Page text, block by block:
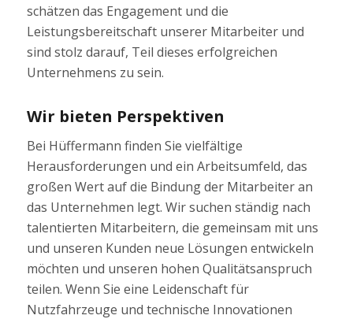
schätzen das Engagement und die
Leistungsbereitschaft unserer Mitarbeiter und
sind stolz darauf, Teil dieses erfolgreichen
Unternehmens zu sein.
Wir bieten Perspektiven
Bei Hüffermann finden Sie vielfältige
Herausforderungen und ein Arbeitsumfeld, das
großen Wert auf die Bindung der Mitarbeiter an
das Unternehmen legt. Wir suchen ständig nach
talentierten Mitarbeitern, die gemeinsam mit uns
und unseren Kunden neue Lösungen entwickeln
möchten und unseren hohen Qualitätsanspruch
teilen. Wenn Sie eine Leidenschaft für
Nutzfahrzeuge und technische Innovationen